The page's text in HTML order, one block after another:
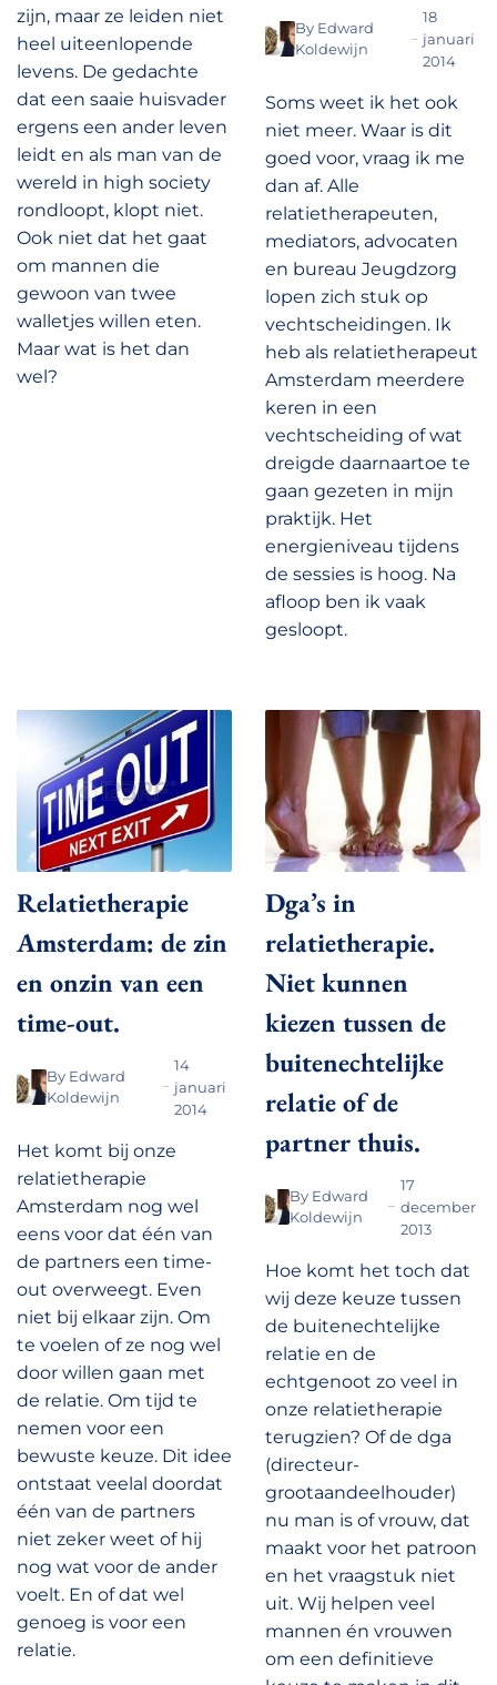
zijn, maar ze leiden niet
heel uiteenlopende
levens. De gedachte
dat een saaie huisvader
ergens een ander leven
leidt en als man van de
wereld in high society
rondloopt, klopt niet.
Ook niet dat het gaat
om mannen die
gewoon van twee
walletjes willen eten.
Maar wat is het dan
wel?
By Edward
Koldewijn
18
januari
2014
Soms weet ik het ook
niet meer. Waar is dit
goed voor, vraag ik me
dan af. Alle
relatietherapeuten,
mediators, advocaten
en bureau Jeugdzorg
lopen zich stuk op
vechtscheidingen. Ik
heb als relatietherapeut
Amsterdam meerdere
keren in een
vechtscheiding of wat
dreigde daarnaartoe te
gaan gezeten in mijn
praktijk. Het
energieniveau tijdens
de sessies is hoog. Na
afloop ben ik vaak
gesloopt.
Relatietherapie
Amsterdam: de zin
en onzin van een
time-out.
By Edward
Koldewijn
14
januari
2014
Het komt bij onze
relatietherapie
Amsterdam nog wel
eens voor dat één van
de partners een time-
out overweegt. Even
niet bij elkaar zijn. Om
te voelen of ze nog wel
door willen gaan met
de relatie. Om tijd te
nemen voor een
bewuste keuze. Dit idee
ontstaat veelal doordat
één van de partners
niet zeker weet of hij
nog wat voor de ander
voelt. En of dat wel
genoeg is voor een
relatie.
Dga’s in
relatietherapie.
Niet kunnen
kiezen tussen de
buitenechtelijke
relatie of de
partner thuis.
By Edward
Koldewijn
17
december
2013
Hoe komt het toch dat
wij deze keuze tussen
de buitenechtelijke
relatie en de
echtgenoot zo veel in
onze relatietherapie
terugzien? Of de dga
(directeur-
grootaandeelhouder)
nu man is of vrouw, dat
maakt voor het patroon
en het vraagstuk niet
uit. Wij helpen veel
mannen én vrouwen
om een definitieve